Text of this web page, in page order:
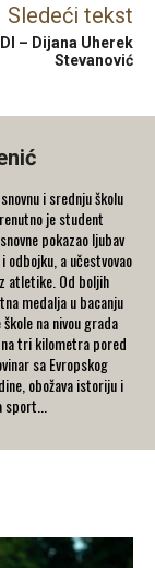
Sledeći tekst
IDI – Dijana Uherek
Stevanović
i srednju školu
je student
pokazao ljubav
a učestvovao
atletike. Od boljih
medalja u bacanju
na nivou grada
tri kilometra pored
sa Evropskog
obožava istoriju i